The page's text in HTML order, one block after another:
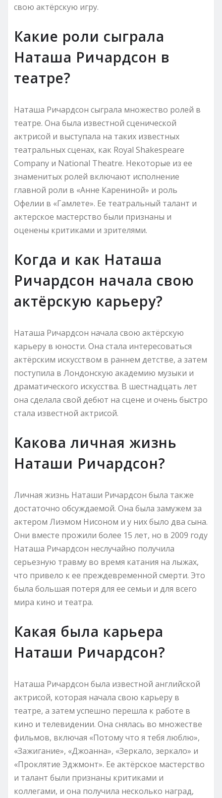
свою актёрскую игру.
Какие роли сыграла
Наташа Ричардсон в
театре?
Наташа Ричардсон сыграла множество ролей в
театре. Она была известной сценической
актрисой и выступала на таких известных
театральных сценах, как Royal Shakespeare
Company и National Theatre. Некоторые из ее
знаменитых ролей включают исполнение
главной роли в «Анне Карениной» и роль
Офелии в «Гамлете». Ее театральный талант и
актерское мастерство были признаны и
оценены критиками и зрителями.
Когда и как Наташа
Ричардсон начала свою
актёрскую карьеру?
Наташа Ричардсон начала свою актёрскую
карьеру в юности. Она стала интересоваться
актёрским искусством в раннем детстве, а затем
поступила в Лондонскую академию музыки и
драматического искусства. В шестнадцать лет
она сделала свой дебют на сцене и очень быстро
стала известной актрисой.
Какова личная жизнь
Наташи Ричардсон?
Личная жизнь Наташи Ричардсон была также
достаточно обсуждаемой. Она была замужем за
актером Лиэмом Нисоном и у них было два сына.
Они вместе прожили более 15 лет, но в 2009 году
Наташа Ричардсон неслучайно получила
серьезную травму во время катания на лыжах,
что привело к ее преждевременной смерти. Это
была большая потеря для ее семьи и для всего
мирa кино и театрa.
Какая была карьера
Наташи Ричардсон?
Наташа Ричардсон была известной английской
актрисой, которая начала свою карьеру в
театре, а затем успешно перешла к работе в
кино и телевидении. Она снялась во множестве
фильмов, включая «Потому что я тебя люблю»,
«Зажигание», «Джоанна», «Зеркало, зеркало» и
«Проклятие Эджмонт». Ее актёрское мастерство
и талант были признаны критиками и
коллегами, и она получила несколько наград,